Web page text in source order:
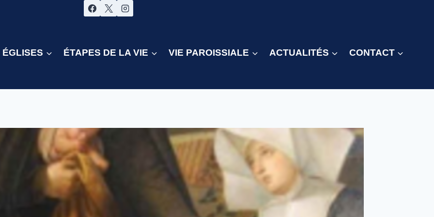
ÉGLISES ÉTAPES DE LA VIE VIE PAROISSIALE ACTUALITÉS CONTACT